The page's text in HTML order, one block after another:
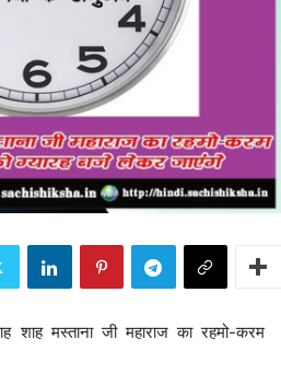
शाह मस्ताना जी महाराज का रहमो-करम